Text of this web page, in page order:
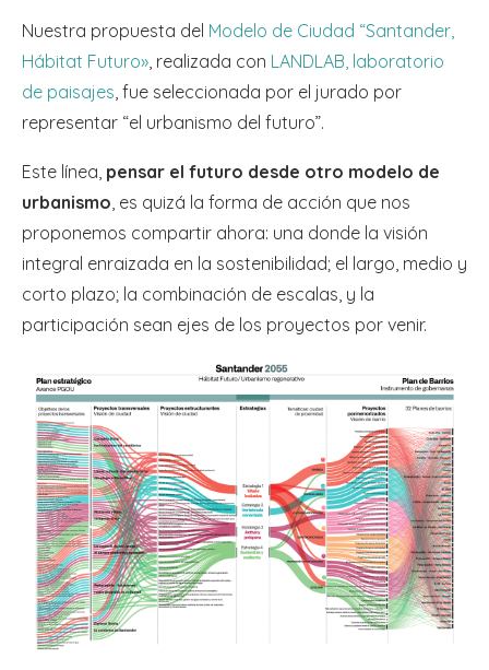
Nuestra propuesta del Modelo de Ciudad “Santander,
Hábitat Futuro», realizada con LANDLAB, laboratorio
de paisajes, fue seleccionada por el jurado por
representar “el urbanismo del futuro”.
Este línea, pensar el futuro desde otro modelo de
urbanismo, es quizá la forma de acción que nos
proponemos compartir ahora: una donde la visión
integral enraizada en la sostenibilidad; el largo, medio y
corto plazo; la combinación de escalas, y la
participación sean ejes de los proyectos por venir.